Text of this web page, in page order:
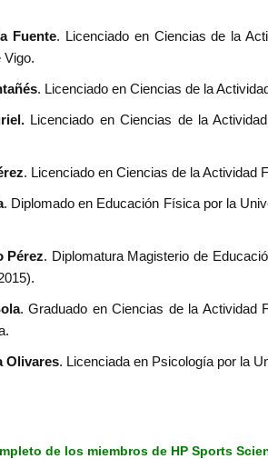
Fuente. Licenciado en Ciencias de la
Vigo.
. Licenciado en Ciencias de la
Licenciado en Ciencias de la
. Licenciado en Ciencias de la Actividad
. Diplomado en Educación Física por la
Pérez. Diplomatura Magisterio de
. Graduado en Ciencias de la Actividad
Olivares. Licenciada en Psicología por la
de los miembros de HP Sports